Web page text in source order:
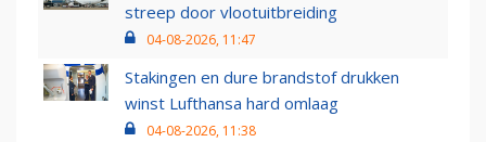
streep door vlootuitbreiding
04-08-2026, 11:47
Stakingen en dure brandstof drukken
winst Lufthansa hard omlaag
04-08-2026, 11:38